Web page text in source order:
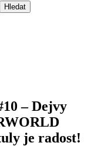
– Dejvy
je radost!